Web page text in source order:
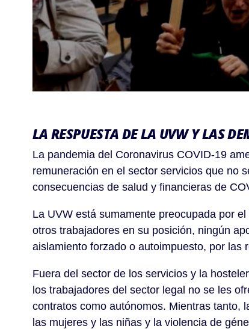
LA RESPUESTA DE LA UVW Y LAS
La pandemia del Coronavirus COVID-19
remuneración en el sector servicios que no
consecuencias de salud y financieras de
La UVW está sumamente preocupada por
otros trabajadores en su posición, ningún
aislamiento forzado o autoimpuesto, por las
Fuera del sector de los servicios y la
los trabajadores del sector legal no se les
contratos como autónomos. Mientras tanto,
las mujeres y las niñas y la violencia de